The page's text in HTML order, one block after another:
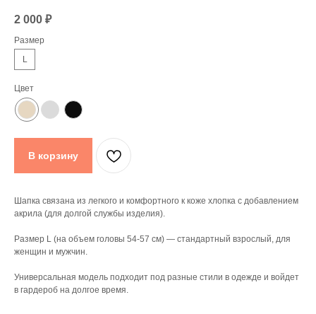
2 000 ₽
Размер
L
Цвет
В корзину
Шапка связана из легкого и комфортного к коже хлопка с добавлением
акрила (для долгой службы изделия).
Размер L (на объем головы 54-57 см) — стандартный взрослый, для
женщин и мужчин.
Универсальная модель подходит под разные стили в одежде и войдет
в гардероб на долгое время.